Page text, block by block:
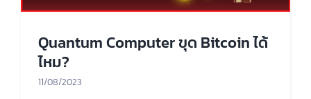
Quantum Computer ขุด Bitcoin ได้
ไหม?
11/08/2023